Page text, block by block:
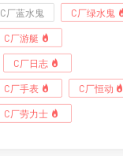
C厂蓝水鬼 C厂绿水鬼
C厂游艇
C厂日志
C厂手表 C厂恒动
C厂劳力士